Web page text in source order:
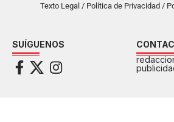
Texto Legal / Política de Privacidad /
SUÍGUENOS